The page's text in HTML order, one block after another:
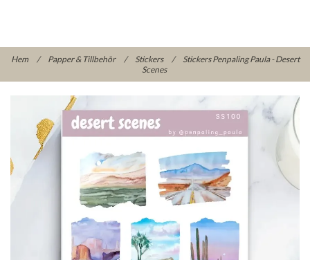
Hem / Papper & Tillbehör / Stickers /
Stickers Penpaling Paula - Desert
Scenes